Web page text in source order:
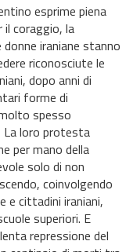
esprime piena
il coraggio, la
iraniane stanno
riconosciute le
dopo anni di
forme di
spesso
La loro protesta
per mano della
solo di non
coinvolgendo
e cittadini iraniani,
superiori. E
repressione del